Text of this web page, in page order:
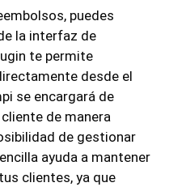
puedes
la interfaz de
te permite
desde el
se encargará de
de manera
de gestionar
ayuda a mantener
clientes, ya que